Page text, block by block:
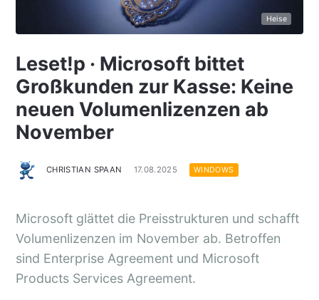
Heise
Leset!p · Microsoft bittet
Großkunden zur Kasse: Keine
neuen Volumenlizenzen ab
November
CHRISTIAN SPAAN 17.08.2025 WINDOWS
Microsoft glättet die Preisstrukturen und schafft
Volumenlizenzen im November ab. Betroffen
sind Enterprise Agreement und Microsoft
Products Services Agreement.